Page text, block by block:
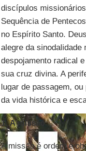
discípulos
Sequência de
no Espírito Santo.
alegre da sinodalidade
despojamento radical
sua cruz divina. A
lugar de passagem,
da vida histórica e
1. A missão
A missão é ordem e